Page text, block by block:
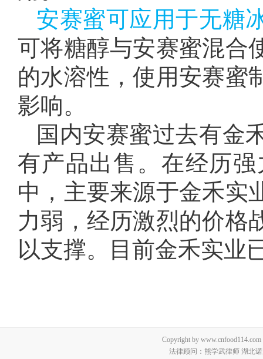
安赛蜜可应用于无糖
可将糖醇与安赛蜜混合
的水溶性，使用安赛蜜
影响。
国内安赛蜜过去有金
有产品出售。在经历
中，主要来源于金禾实
力弱，经历激烈的价格
以支撑。目前金禾实业
Copyright by
法律顾问：熊学武律师 湖北